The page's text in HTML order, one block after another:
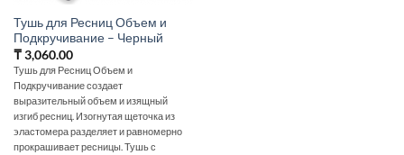
Тушь для Ресниц Объем и
Подкручивание – Черный
₸3,060.00
Тушь для Ресниц Объем и
Подкручивание создает
выразительный объем и изящный
изгиб ресниц. Изогнутая щеточка из
эластомера разделяет и равномерно
прокрашивает ресницы. Тушь с